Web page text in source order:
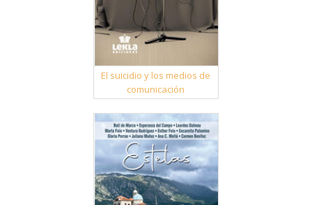
El suicidio y los medios de
comunicación